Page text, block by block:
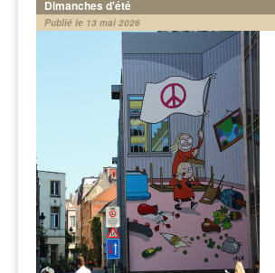
Dimanches d'été
Publié le 13 mai 2026